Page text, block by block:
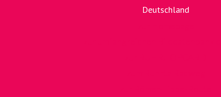
Deutschland